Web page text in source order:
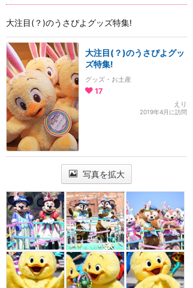
大注目(？)のうさぴよグッズ特集!
大注目(？)のうさぴよグッ
ズ特集!
グッズ・お土産
17
えり
2019年4月に訪問
写真を拡大